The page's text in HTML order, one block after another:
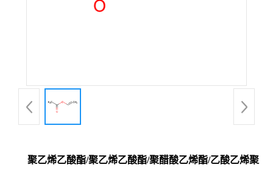
聚乙烯乙酸酯/聚乙烯乙酸酯/聚醋酸乙烯酯/乙酸乙烯聚